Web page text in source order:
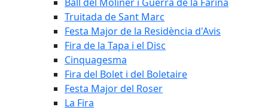
Truitada de Sant Marc
Festa Major de la Residència d'Avis
Fira de la Tapa i el Disc
Cinquagesma
Fira del Bolet i del Boletaire
Festa Major del Roser
La Fira